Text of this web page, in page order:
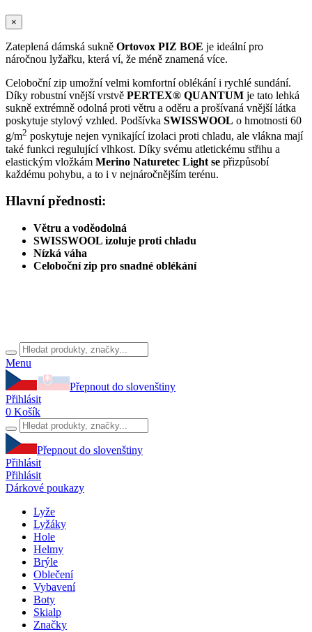
×
Zateplená dámská sukně Ortovox PIZ BOE je ideální pro
náročnou lyžařku, která ví, že méně znamená více.
Celoboční zip umožní velmi komfortní oblékání i rychlé sundání.
Díky robustní vnější vrstvě PERTEX® QUANTUM je tato lehká
sukně extrémně odolná proti větru a oděru a prošívaná vnější látka
poskytuje stylový vzhled. Podšívka SWISSWOOL o hmotnosti 60
g/m2 poskytuje nejen vynikající izolaci proti chladu, ale vlákna mají
také funkci regulující vlhkost. Díky svému atletickému střihu a
elastickým vložkám Merino Naturetec Light se přizpůsobí
každému pohybu, a to i v nejnáročnějším terénu.
Hlavní přednosti:
Větru a voděodolná
SWISSWOOL izoluje proti chladu
Nízká váha
Celoboční zip pro snadné oblékání
Menu
Přepnout do slovenštiny
Přihlásit
0 Košík
Přepnout do slovenštiny
Přihlásit
Přihlásit
Dárkové poukazy
Lyže
Lyžáky
Hole
Helmy
Brýle
Oblečení
Vybavení
Boty
Skialp
Značky